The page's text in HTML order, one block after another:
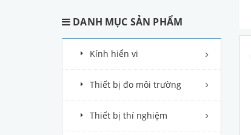
DANH MỤC SẢN PHẨM
Kính hiển vi
Thiết bị đo môi trường
Thiết bị thí nghiệm